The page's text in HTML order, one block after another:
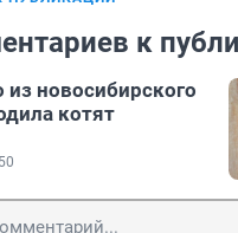
к
новосибирского
котят